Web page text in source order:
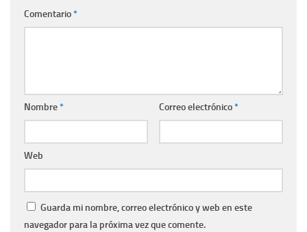
Comentario*
Nombre* Correo electrónico*
Web
Guarda mi nombre, correo electrónico y web en este
navegador para la próxima vez que comente.